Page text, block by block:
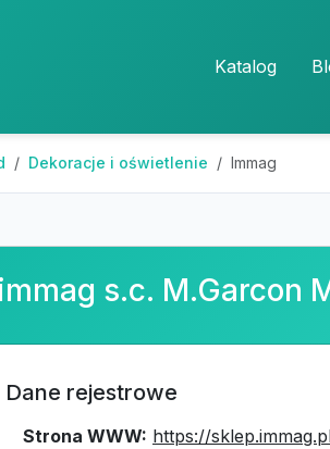
Katalog
Dekoracje i oświetlenie Immag
immag s.c. M.Garcon
Dane rejestrowe
Strona WWW: https://